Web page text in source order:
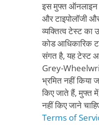
इस मुफ्त ऑनलाइन
और टाइपोलॉजी
व्यक्तित्व टेस्ट का
कोड आधिकारिक
संगत है, यह टेस्ट
Grey-
भ्रमित नहीं किया
किए जाते हैं, मुफ्त
नहीं किए जाने
Terms of